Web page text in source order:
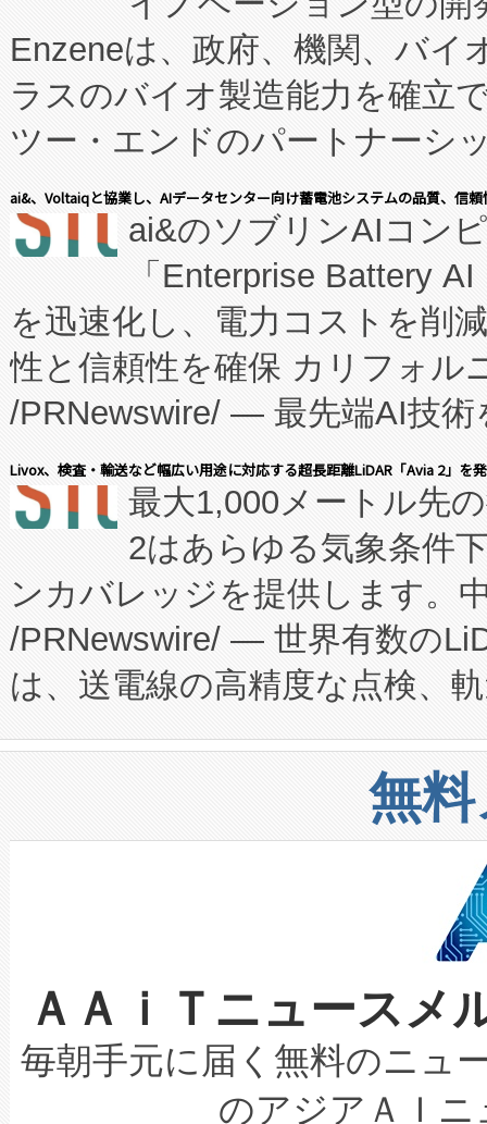
Enzeneは、政府、機関、バイ
ラスのバイオ製造能力を確立
ツー・エンドのパートナーシ
表しました。 同社の実績ある
manufacturing™ (FCCM™) プ
たNeXは、バイオ医薬品製造
従来のフェッドバッチ施設の
に、患者やサプライチェーン
キー方式で拡張性が高く、持
す。FCCM‑を活用した現地生
患者にとっての費用負担を大
のアクセスを大幅に拡大する
Fully-Connected Continuous
プログラムには、施設設計・
に関する技術移転および知的
構造化トレーニングカリキュ
上げおよび商用化段階におけ
設備整備および立ち上げ調整
加組織は、Enzeneのバイオ
選定された製品について、自
取得できる可能性もあります
設には、3億～4億ドルかか
最高経営責任者（CEO）であ
す。「当社のfully-connected
ai&、Voltaiqと協業し、AIデータセンター向け蓄電池システムの品質、信
ai&のソブリンAIコン
「Enterprise Battery
を迅速化し、電力コストを削
性と信頼性を確保 カリフォル
/PRNewswire/ — 最先端AI技術
会社エーアイ・アンド：本社
President原信平）と、エンタ
ードするVoltaiqは、日本にあ
ーエネルギー貯蔵システム（
た。 Voltaiq独自のAI搭載プラ
定、統合、導入、運用に至る
安全性を追跡し、確保する事
増加しているデータセンター
る電力網に大きな負担をかけ
事業者の負担軽減という課題
系統連系を迅速にし、ピーク
限を超えて利用可能な電力容
持できるよう貢献します。こ
ービスレベル契約（SLA）違
テリー性能の劣化によるダウ
Livox、検査・輸送など幅広い用途に対応する超長距離LiDAR「Avia 2」を
最大1,000メートル先
2はあらゆる気象条件
ンカバレッジを提供します。
/PRNewswire/ — 世界有数の
は、送電線の高精度な点検、
や穀物倉庫におけるバルク材
リューション「Avia 2」を発
したAvia 2は、1,000メート
狭視野のFOVを切り替えるこ
ケーブル、枝などの細かな対
なレーザースポットにより、
な環境下でも豊かなディテー
キロメートル範囲を検出
LiDAR for Inspections,
無
ＡＡｉＴニュース
毎朝手元に届く無料のニュ
のアジアＡＩ